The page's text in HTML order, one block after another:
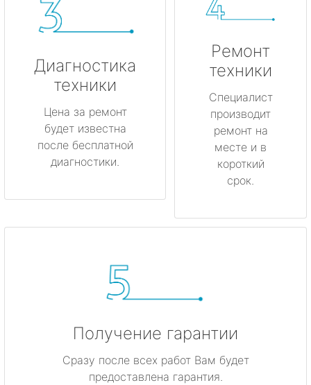
Диагностика
техники
Цена за ремонт
будет известна
после бесплатной
диагностики.
Ремонт
техники
Специалист
производит
ремонт на
месте и в
короткий
срок.
Получение гарантии
Сразу после всех работ Вам будет
предоставлена гарантия.